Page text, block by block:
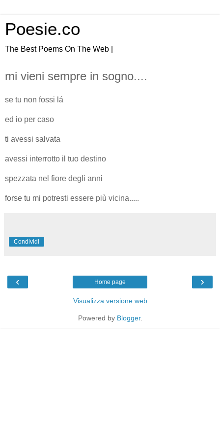
Poesie.co
The Best Poems On The Web |
mi vieni sempre in sogno....
se tu non fossi lá
ed io per caso
ti avessi salvata
avessi interrotto il tuo destino
spezzata nel fiore degli anni
forse tu mi potresti essere più vicina.....
Condividi
‹ ›
Home page
Visualizza versione web
Powered by Blogger.